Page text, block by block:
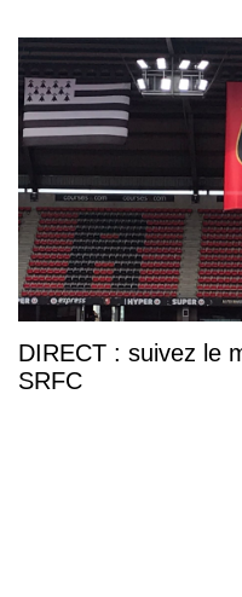
DIRECT : suivez le
SRFC